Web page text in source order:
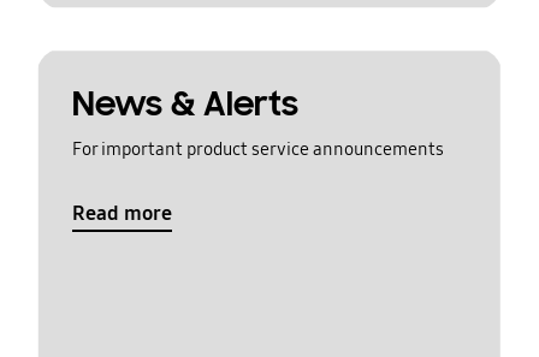
News & Alerts
For important product service announcements
Read more